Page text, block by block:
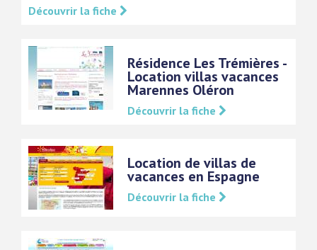
Découvrir la fiche
Résidence Les Trémières -
Location villas vacances
Marennes Oléron
Découvrir la fiche
Location de villas de
vacances en Espagne
Découvrir la fiche